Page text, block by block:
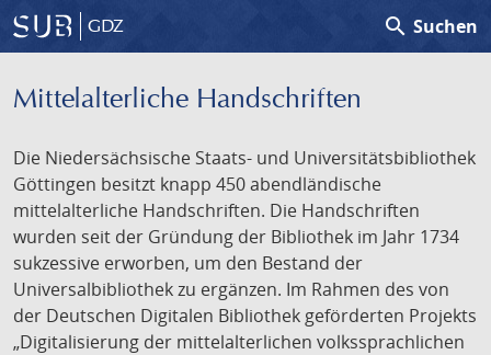
GDZ search Suchen
Mittelalterliche Handschriften
Die Niedersächsische Staats- und Universitätsbibliothek
Göttingen besitzt knapp 450 abendländische
mittelalterliche Handschriften. Die Handschriften
wurden seit der Gründung der Bibliothek im Jahr 1734
sukzessive erworben, um den Bestand der
Universalbibliothek zu ergänzen. Im Rahmen des von
der Deutschen Digitalen Bibliothek geförderten Projekts
„Digitalisierung der mittelalterlichen volkssprachlichen